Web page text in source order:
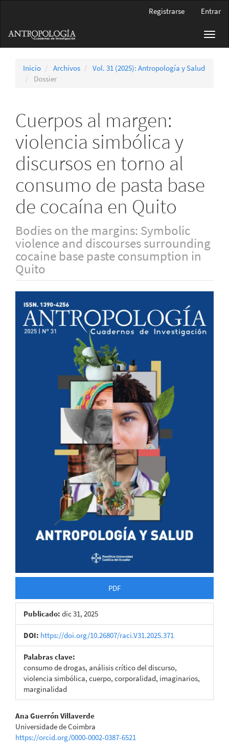
principal
Barra
Registrarse Entrar
Inicio Archivos
Vol. 31 (2025): Antropología y Salud
Dossier
Cuerpos al margen:
violencia simbólica y
discursos en torno al
consumo de pasta base
de cocaína en Quito
Bodies on the margins: Symbolic
violence and discourses surrounding
cocaine base paste consumption in
Quito
Barra
lateral
del
PDF
Publicado: dic 31, 2025
DOI: https://doi.org/10.26807/raci.V31.2025.371
Palabras clave:
consumo de drogas, análisis crítico del discurso,
violencia simbólica, cuerpo, corporalidad, imaginarios,
marginalidad
Contenido
principal
Ana Guerrón Villaverde
Universidade de Coimbra
https://orcid.org/0000-0002-0387-6521